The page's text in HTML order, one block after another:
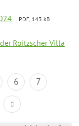
PDF, 143 kB
Roitzscher Villa
6
7